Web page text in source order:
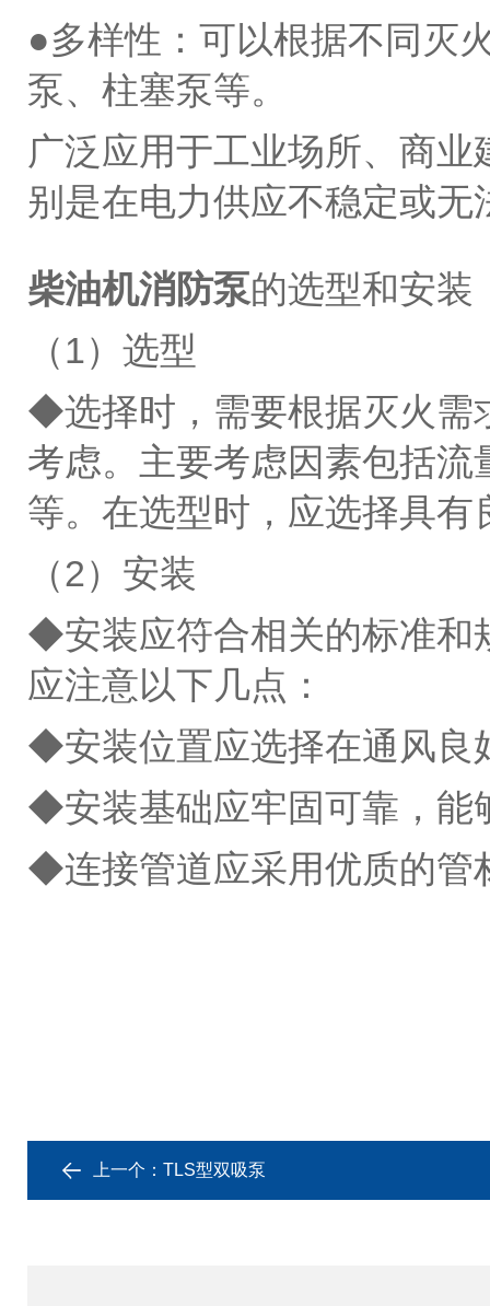
●多样性：可以根据不同灭
泵、柱塞泵等。
广泛应用于工业场所、商
别是在电力供应不稳定或
柴油机消防泵的选型和安
（1）选型
◆选择时，需要根据灭火需
考虑。主要考虑因素包括
等。在选型时，应选择具
（2）安装
◆安装应符合相关的标准和
应注意以下几点：
◆安装位置应选择在通风
◆安装基础应牢固可靠，
◆连接管道应采用优质的
上一个： TLS型双吸泵